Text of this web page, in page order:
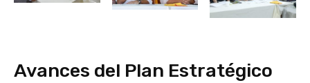
Avances del Plan Estratégico